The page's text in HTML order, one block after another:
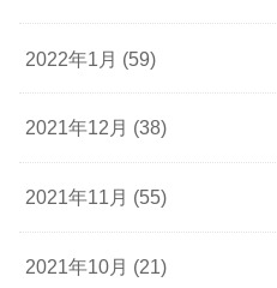
2022年1月 (59)
2021年12月 (38)
2021年11月 (55)
2021年10月 (21)